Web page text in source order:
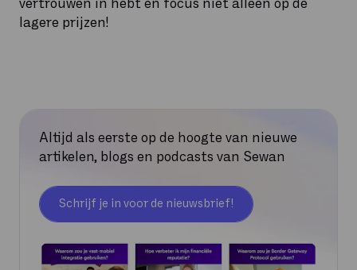
vertrouwen in hebt en focus niet alleen op de
lagere prijzen!
Altijd als eerste op de hoogte van nieuwe
artikelen, blogs en podcasts van Sewan
Schrijf je in voor de nieuwsbrief!